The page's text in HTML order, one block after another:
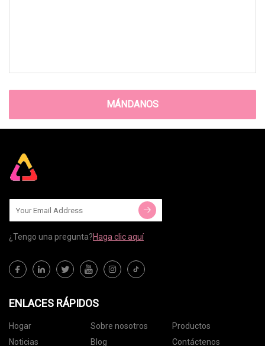
MÁNDANOS
¿Tengo una pregunta?Haga clic aquí
ENLACES RÁPIDOS
Hogar Sobre nosotros
Productos
Noticias
Blog Contáctenos